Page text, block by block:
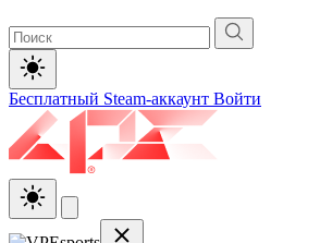
Бесплатный Steam-аккаунт Войти